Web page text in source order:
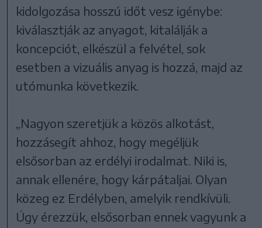
kidolgozása hosszú időt vesz igénybe:
kiválasztják az anyagot, kitalálják a
koncepciót, elkészül a felvétel, sok
esetben a vizuális anyag is hozzá, majd az
utómunka következik.
„Nagyon szeretjük a közös alkotást,
hozzásegít ahhoz, hogy megéljük
elsősorban az erdélyi irodalmat. Niki is,
annak ellenére, hogy kárpátaljai. Olyan
közeg ez Erdélyben, amelyik rendkívüli.
Úgy érezzük, elsősorban ennek vagyunk a